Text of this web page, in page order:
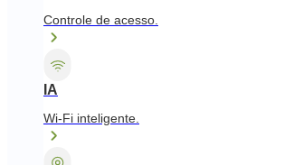
Controle de acesso.
IA
Wi-Fi inteligente.